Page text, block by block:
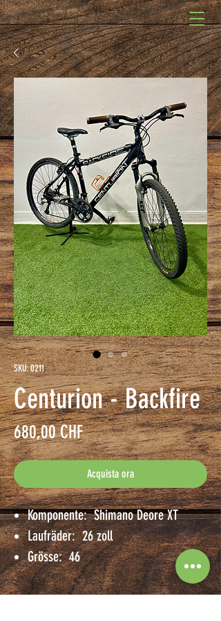
SKU: 0211
Centurion - Backfire
680,00 CHFPrezzo
Acquista ora
Komponente: Shimano Deore XT
Laufräder: 26 zoll
Grösse: 46